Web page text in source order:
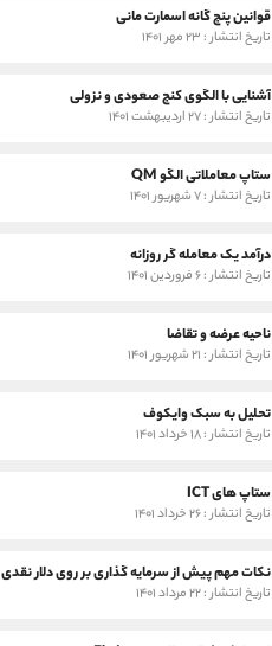
قوانین پنج گانه اسمارت مانی
تاریخ انتشار : ۲۳ مهر ۱۴۰۱
آشنایی با الگوی کنج صعودی و نزولی
تاریخ انتشار : ۲۷ اردیبهشت ۱۴۰۱
ستاپ معاملاتی الگو QM
تاریخ انتشار : ۷ شهریور ۱۴۰۱
درآمد یک معامله گر روزانه
تاریخ انتشار : ۶ فروردین ۱۴۰۱
ناحیه عرضه و تقاضا
تاریخ انتشار : ۲۱ شهریور ۱۴۰۱
تحلیل به سبک وایکوف
تاریخ انتشار : ۱۸ خرداد ۱۴۰۱
ستاپ های ICT
تاریخ انتشار : ۲۶ خرداد ۱۴۰۱
نکات مهم پیش از سرمایه گذاری بر روی دلار نقدی
تاریخ انتشار : ۲۲ مرداد ۱۴۰۱